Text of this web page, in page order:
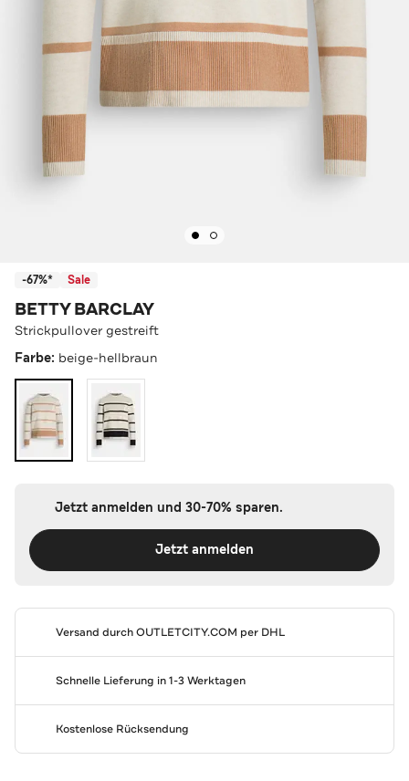
-67%* Sale
BETTY BARCLAY
Strickpullover gestreift
Farbe: beige-hellbraun
Jetzt anmelden und 30-70% sparen.
Jetzt anmelden
Versand durchOUTLETCITY.COM per DHL
Schnelle Lieferung in 1-3 Werktagen
Kostenlose Rücksendung